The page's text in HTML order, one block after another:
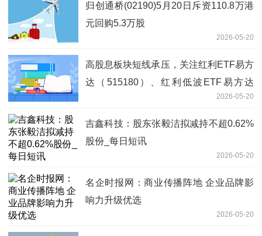
归创通桥(02190)5月20日斥资110.8万港
元回购5.3万股
2026-05-20
高股息板块短线承压，关注红利ETF易方
达（515180）、红利低波ETF易方达
（563020）等产品投资机会 焦点热议
2026-05-20
吉鑫科技：股东张毅洁拟减持不超0.62%
股份_每日短讯
2026-05-20
名企时报网：商业传播阵地 企业品牌影
响力升级优选
2026-05-20